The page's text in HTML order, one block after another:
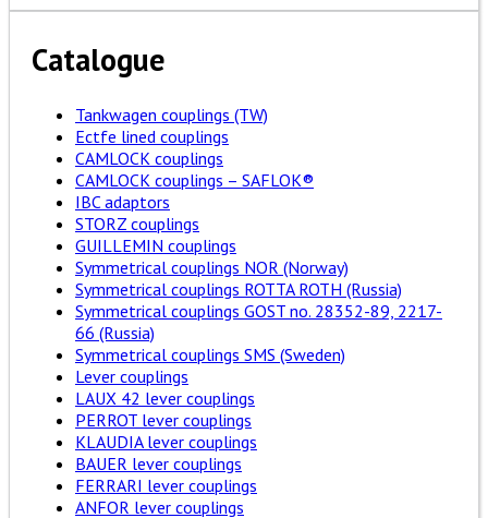
Catalogue
Tankwagen couplings (TW)
Ectfe lined couplings
CAMLOCK couplings
CAMLOCK couplings – SAFLOK®
IBC adaptors
STORZ couplings
GUILLEMIN couplings
Symmetrical couplings NOR (Norway)
Symmetrical couplings ROTTA ROTH (Russia)
Symmetrical couplings GOST no. 28352-89, 2217-
66 (Russia)
Symmetrical couplings SMS (Sweden)
Lever couplings
LAUX 42 lever couplings
PERROT lever couplings
KLAUDIA lever couplings
BAUER lever couplings
FERRARI lever couplings
ANFOR lever couplings